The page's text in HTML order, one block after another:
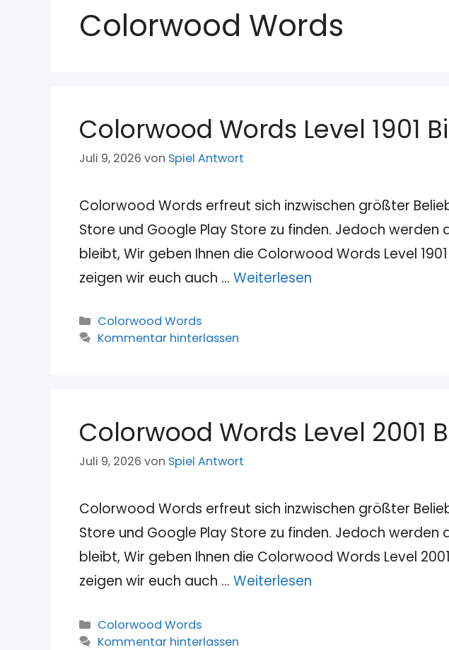
Colorwood Words
Colorwood Words Level 1901
Juli 9, 2026 von Spiel Antwort
Colorwood Words erfreut sich inzwischen größter
Store und Google Play Store zu finden. Jedoch
bleibt, Wir geben Ihnen die Colorwood Words Level
zeigen wir euch auch … Weiterlesen
Kategorien
Colorwood Words
Kommentar hinterlassen
Colorwood Words Level 2001
Juli 9, 2026 von Spiel Antwort
Colorwood Words erfreut sich inzwischen größter
Store und Google Play Store zu finden. Jedoch
bleibt, Wir geben Ihnen die Colorwood Words Level
zeigen wir euch auch … Weiterlesen
Kategorien
Colorwood Words
Kommentar hinterlassen